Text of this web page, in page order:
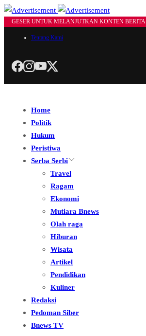
GESER UNTUK MELANJUTKAN KONTEN BERITA
Tentang Kami
Home
Politik
Hukum
Peristiwa
Serba Serbi
Travel
Ragam
Ekonomi
Mutiara Bnews
Olah raga
Hiburan
Wisata
Artikel
Pendidikan
Kuliner
Redaksi
Pedoman Siber
Bnews TV